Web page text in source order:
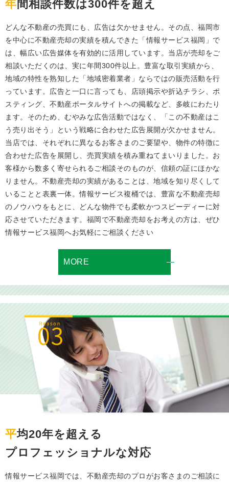
年間相談件数は300件を超え
どんな不動産の売買にも、広告は欠かせません。その点、福岡市
を中心に不動産売却の実績を積んできた「情報サービス福岡」で
は、幅広い広告媒体を有効的に活用しています。当店が売却をご
相談いただくのは、実に年間300件以上。豊富な取引実績から、
地域の特性を熟知した「地域密着業者」ならではの販売活動を行
っています。広告と一口に言っても、店頭掲示や折込チラシ、ポ
スティング、不動産ポータルサイトへの掲載など、多岐にわたり
ます。そのため、むやみな広告活動ではなく、「この不動産はこ
う売り出そう」という戦略に合わせた広告展開が欠かせません。
当店では、それぞれに異なるお客さまのご要望や、物件の特徴に
合わせた広告を展開し、売買実績を積み重ねてまいりました。お
客様から数多く寄せられるご相談そのものが、信頼の証にほかな
りません。不動産売却の実績があることは、地域を知り尽くして
いることと表裏一体。情報サービス複桶では、豊富な不動産売却
のノウハウをもとに、どんな物件でも柔軟かつスピーディーに対
応させていただきます。福岡で不動産売却をお考えの方は、ぜひ
情報サービス福岡へお気軽にご相談ください
MORE
平均20年を超える
プロフェッショナルな対応
情報サービス福岡では、不動産売却のプロがお客さまのご相談に